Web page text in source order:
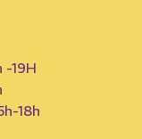
-19H
18h